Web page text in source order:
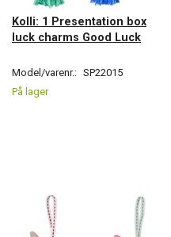
Kolli: 1 Presentation box
luck charms Good Luck
Model/varenr.: SP22015
På lager